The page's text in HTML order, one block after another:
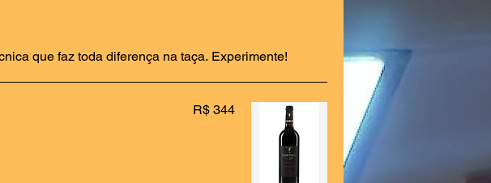
que faz toda diferença na taça. Experimente!
R$ 344